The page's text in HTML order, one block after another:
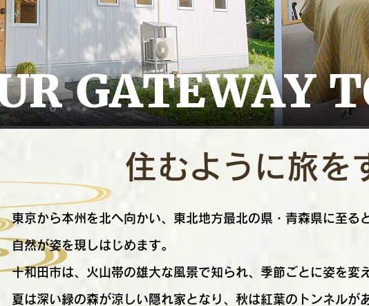
住むように旅を
東京から本州を北へ向かい、東北地方最北の県・青森県に至る
自然が姿を現しはじめます。
十和田市は、火山帯の雄大な風景で知られ、季節ごとに姿を変
夏は深い緑の森が涼しい隠れ家となり、秋は紅葉のトンネルが